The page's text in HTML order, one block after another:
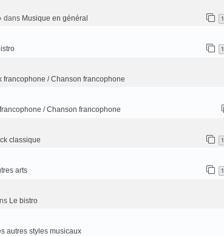
dans Musique en général 1
1
francophone / Chanson francophone
/ Chanson francophone
classique 1
arts 1
Le bistro
autres styles musicaux